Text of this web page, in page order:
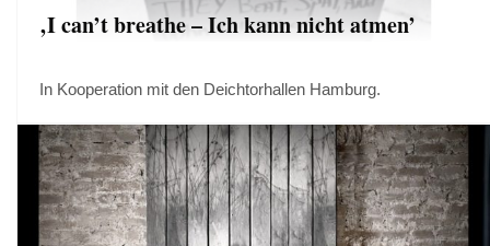
‚I can’t breathe – Ich kann nicht atmen’
In Kooperation mit den Deichtorhallen Hamburg.